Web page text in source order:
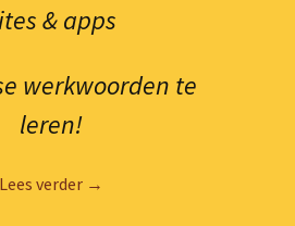
& apps
werkwoorden te
leren!
Lees verder Franse werkwoorden leren
→